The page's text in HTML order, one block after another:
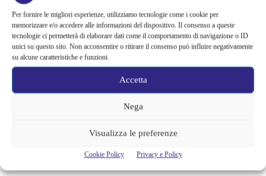
Per fornire le migliori esperienze, utilizziamo tecnologie come i cookie per
memorizzare e/o accedere alle informazioni del dispositivo. Il consenso a queste
tecnologie ci permetterà di elaborare dati come il comportamento di navigazione o ID
unici su questo sito. Non acconsentire o ritirare il consenso può influire negativamente
su alcune caratteristiche e funzioni.
Accetta
Nega
Visualizza le preferenze
Cookie Policy Privacy e Policy
alimenta una nuova teoria: il dettaglio che coinvolge i due più amati
Barbie 2 rischia di saltare | Warner Bros. ha pochi mesi per trovare un
accordo: il dubbio che divide Hollywood
La bocca del diavolo arriva su Prime Video, squali e claustrofobia nel
nuovo survival horror: una vacanza diventa una trappola
La paura dell’altezza torna al cinema | Il sequel di Fall cambia
progetto è in sviluppo: cosa resta dell’esperimento